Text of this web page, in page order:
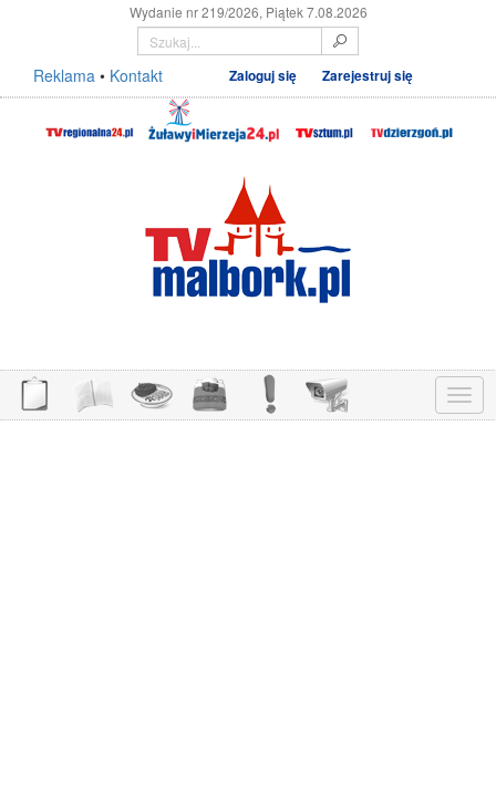
Wydanie nr 219/2026, Piątek 7.08.2026
Reklama • Kontakt Zaloguj się Zarejestruj się
Menu